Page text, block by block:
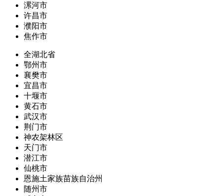
漯河市
许昌市
濮阳市
焦作市
全湖北省
鄂州市
襄樊市
宜昌市
十堰市
黄石市
武汉市
荆门市
神农架林区
天门市
潜江市
仙桃市
恩施土家族苗族自治州
随州市